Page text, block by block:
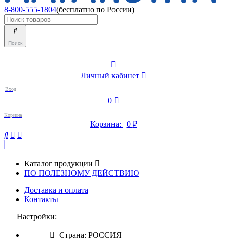
8-800-555-1804(бесплатно по России)
Поиск
Личный кабинет
Вход
0
Корзина
Корзина: 0 ₽
Каталог продукции
ПО ПОЛЕЗНОМУ ДЕЙСТВИЮ
Доставка и оплата
Контакты
Настройки:
Страна: РОССИЯ